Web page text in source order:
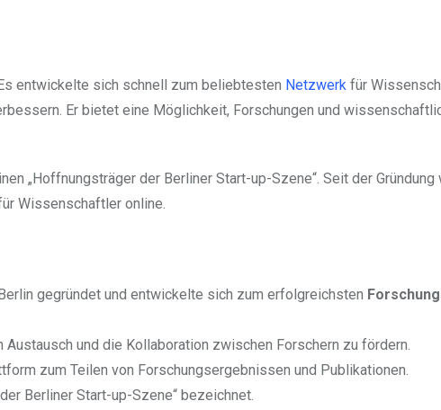
entwickelte sich schnell zum beliebtesten Netzwerk für
Er bietet eine Möglichkeit, Forschungen und
„Hoffnungsträger der Berliner Start-up-Szene“. Seit der Gründung
Wissenschaftler online.
gegründet und entwickelte sich zum erfolgreichsten
und die Kollaboration zwischen Forschern zu fördern.
zum Teilen von Forschungsergebnissen und Publikationen.
Berliner Start-up-Szene“ bezeichnet.